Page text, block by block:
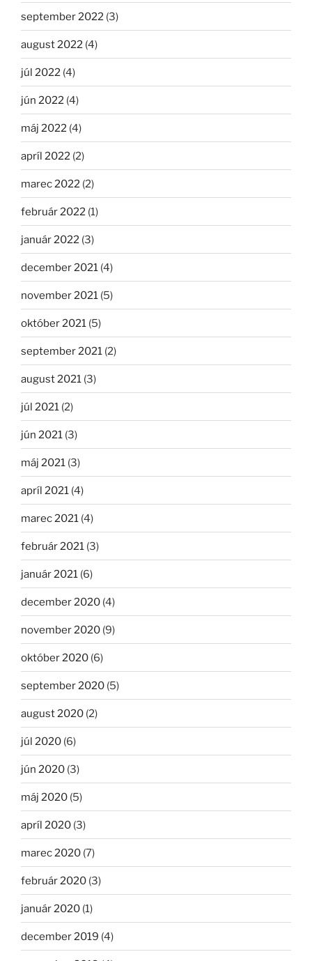
september 2022 (3)
august 2022 (4)
júl 2022 (4)
jún 2022 (4)
máj 2022 (4)
apríl 2022 (2)
marec 2022 (2)
február 2022 (1)
január 2022 (3)
december 2021 (4)
november 2021 (5)
október 2021 (5)
september 2021 (2)
august 2021 (3)
júl 2021 (2)
jún 2021 (3)
máj 2021 (3)
apríl 2021 (4)
marec 2021 (4)
február 2021 (3)
január 2021 (6)
december 2020 (4)
november 2020 (9)
október 2020 (6)
september 2020 (5)
august 2020 (2)
júl 2020 (6)
jún 2020 (3)
máj 2020 (5)
apríl 2020 (3)
marec 2020 (7)
február 2020 (3)
január 2020 (1)
december 2019 (4)